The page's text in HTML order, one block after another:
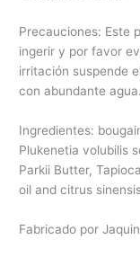
Precauciones: Este
ingerir y por favor
irritación suspende
con abundante agua.
Ingredientes:
Plukenetia volubilis
Parkii Butter,
oil and citrus
Fabricado por